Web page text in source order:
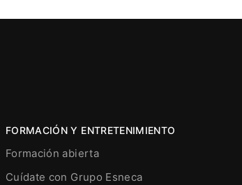
FORMACIÓN Y ENTRETENIMIENTO
Formación abierta
Cuídate con Grupo Esneca